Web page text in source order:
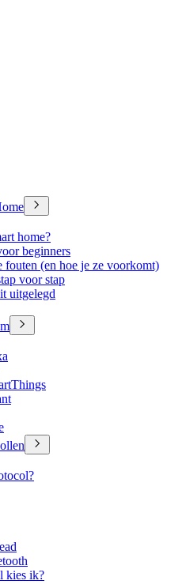
home?
beginners
fouten (en hoe je ze voorkomt)
voor stap
uitgelegd
kies ik?